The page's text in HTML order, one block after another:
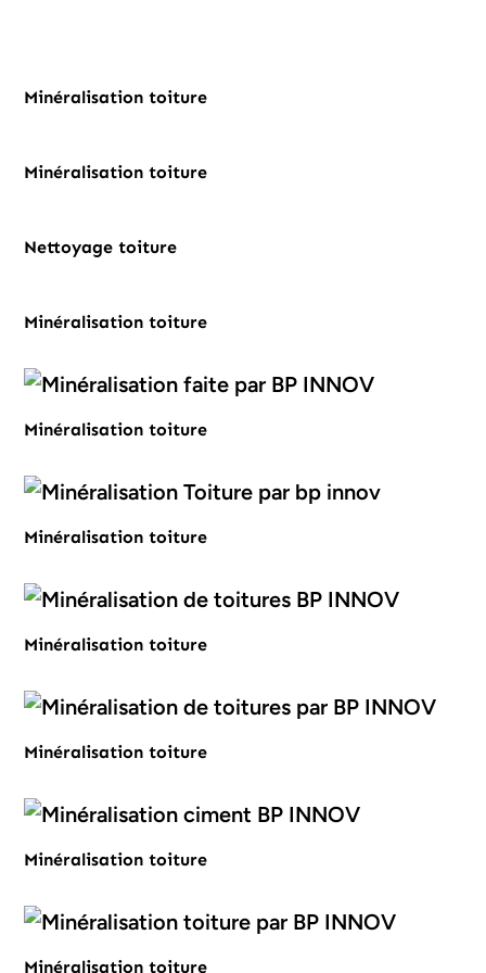
J'ESTIME MON PROJET
Minéralisation toiture
Avant
Minéralisation toiture
Avant
Nettoyage toiture
Avant
Minéralisation toiture
Minéralisation toiture
Minéralisation toiture
Minéralisation toiture
Minéralisation toiture
Minéralisation toiture
Minéralisation toiture